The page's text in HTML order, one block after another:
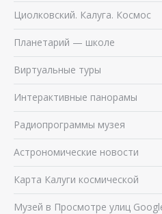
Циолковский. Калуга. Космос
Планетарий — школе
Виртуальные туры
Интерактивные панорамы
Радиопрограммы музея
Астрономические новости
Карта Калуги космической
Музей в Просмотре улиц